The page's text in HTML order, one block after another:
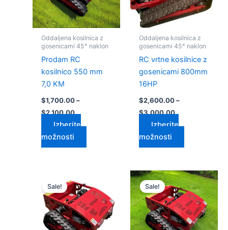
Oddaljena kosilnica z
gosenicami 45° naklon
Prodam RC
kosilnico 550 mm
7,0 KM
$1,700.00 –
$2,100.00
Izberite
možnosti
Možnosti
lahko
na
izdelka
Oddaljena kosilnica z
gosenicami 45° naklon
RC vrtne kosilnice z
gosenicami 800mm
16HP
$2,600.00 –
$3,000.00
Izberite
možnosti
Možnosti
lahko
na
strani
izdelka
Sale!
razpon:
od
$1,500.00
do
$1,900.00
izdelek
ima
več
različic.
Sale!
Cenovni
razpon:
od
$1,600.00
do
$2,000.00
Ta
izdelek
ima
več
različic.